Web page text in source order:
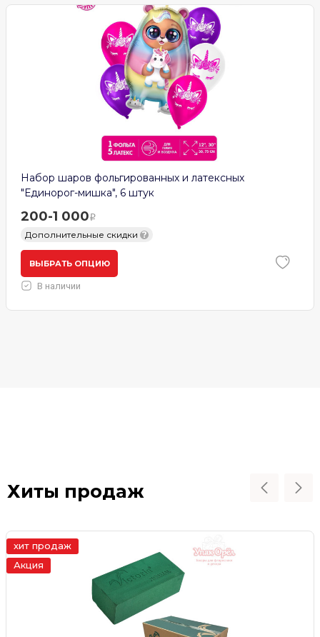
Набор шаров фольгированных и латексных
"Единорог-мишка", 6 штук
200-1 000
Дополнительные скидки ?
ВЫБРАТЬ ОПЦИЮ
В наличии
Хиты продаж
хит продаж
Акция